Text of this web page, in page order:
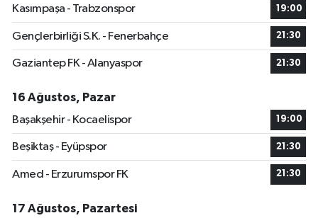
Kasımpaşa - Trabzonspor 19:00
Gençlerbirliği S.K. - Fenerbahçe 21:30
Gaziantep FK - Alanyaspor 21:30
16 Ağustos, Pazar
Başakşehir - Kocaelispor
19:00
Beşiktaş - Eyüpspor 21:30
Amed - Erzurumspor FK 21:30
17 Ağustos, Pazartesi